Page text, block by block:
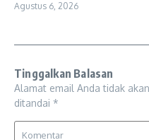
Agustus 6, 2026
Tinggalkan Balasan
Alamat email Anda tidak
ditandai *